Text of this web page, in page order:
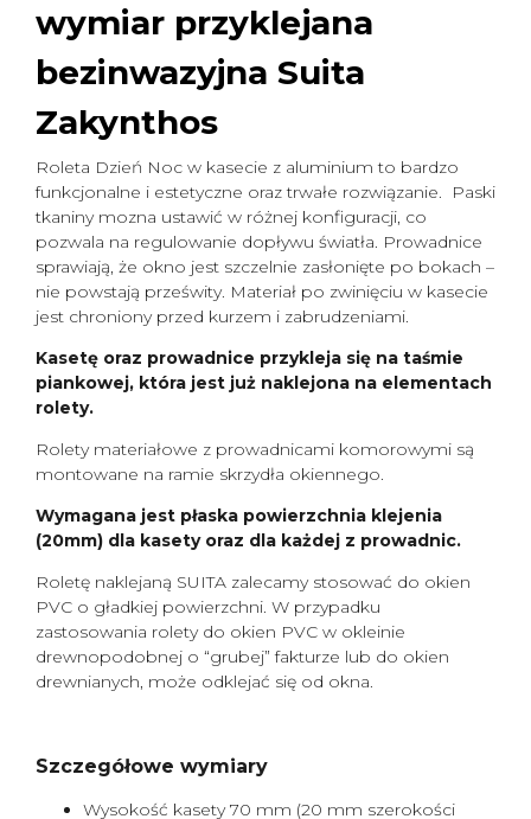
wymiar przyklejana
bezinwazyjna Suita
Zakynthos
Roleta Dzień Noc w kasecie z aluminium to bardzo
funkcjonalne i estetyczne oraz trwałe rozwiązanie. Paski
tkaniny mozna ustawić w różnej konfiguracji, co
pozwala na regulowanie dopływu światła. Prowadnice
sprawiają, że okno jest szczelnie zasłonięte po bokach –
nie powstają prześwity. Materiał po zwinięciu w kasecie
jest chroniony przed kurzem i zabrudzeniami.
Kasetę oraz prowadnice przykleja się na taśmie
piankowej, która jest już naklejona na elementach
rolety.
Rolety materiałowe z prowadnicami komorowymi są
montowane na ramie skrzydła okiennego.
Wymagana jest płaska powierzchnia klejenia
(20mm) dla kasety oraz dla każdej z prowadnic.
Roletę naklejaną SUITA zalecamy stosować do okien
PVC o gładkiej powierzchni. W przypadku
zastosowania rolety do okien PVC w okleinie
drewnopodobnej o “grubej” fakturze lub do okien
drewnianych, może odklejać się od okna.
Szczegółowe wymiary
Wysokość kasety 70 mm (20 mm szerokości